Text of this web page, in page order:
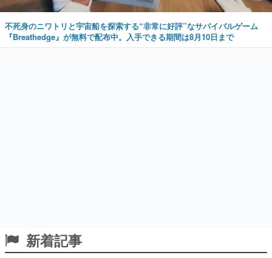
不死身のニワトリと宇宙船を探索する“非常に好評”なサバイバルゲーム
『Breathedge』が無料で配布中。入手できる期間は8月10日まで
新着記事